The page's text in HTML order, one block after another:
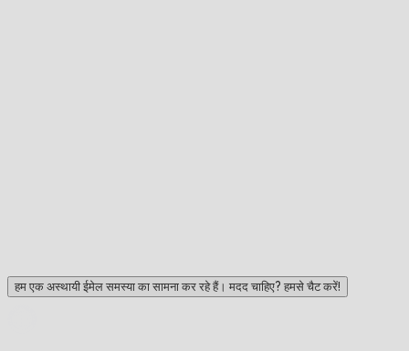
हम एक अस्थायी ईमेल समस्या का सामना कर रहे हैं। मदद चाहिए? हमसे चैट करें!